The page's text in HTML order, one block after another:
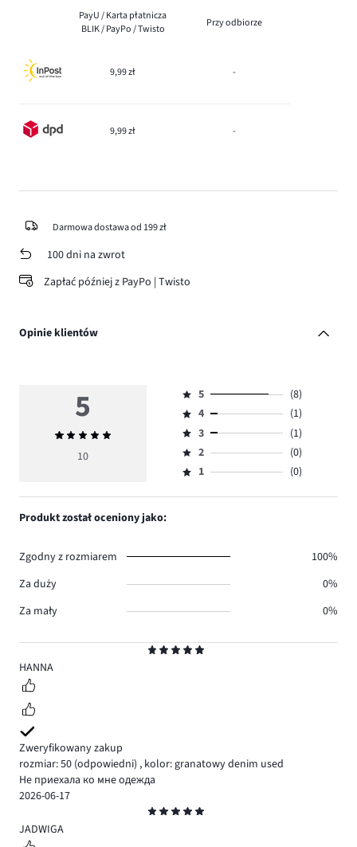
PayU / Karta płatnicza
BLIK / PayPo / Twisto
Przy odbiorze
9,99 zł -
9,99 zł -
Darmowa dostawa od 199 zł
100 dni na zwrot
Zapłać później z PayPo | Twisto
Opinie klientów
5
HANNA
Zweryfikowany zakup
rozmiar: 50 (odpowiedni) , kolor: granatowy denim used
Не приехала ко мне одежда
2026-06-17
5
JADWIGA
5
Średnia
ocena
10
Ocena
5,
ilość
głosów
8.
5
(8)
Ocena
4,
ilość
głosów
4
(1)
Ocena
3,
ilość
3
(1)
Ocena
2,
2
(0)
Ocena
1,
1 (0)
Produkt został oceniony jako:
Zgodny z rozmiarem
100%
Za duży
0%
Za mały
0%